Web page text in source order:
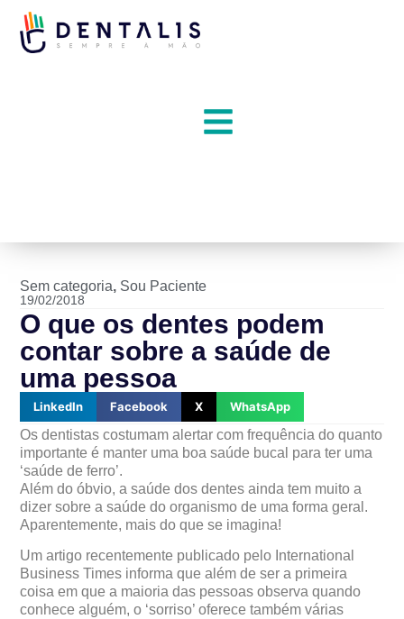
Sem categoria, Sou Paciente
19/02/2018
O que os dentes podem
contar sobre a saúde de
uma pessoa
LinkedIn Facebook X WhatsApp
Os dentistas costumam alertar com frequência do quanto
importante é manter uma boa saúde bucal para ter uma
‘saúde de ferro’.
Além do óbvio, a saúde dos dentes ainda tem muito a
dizer sobre a saúde do organismo de uma forma geral.
Aparentemente, mais do que se imagina!
Um artigo recentemente publicado pelo International
Business Times informa que além de ser a primeira
coisa em que a maioria das pessoas observa quando
conhece alguém, o ‘sorriso’ oferece também várias